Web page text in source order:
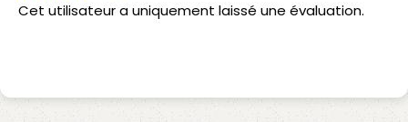
Cet utilisateur a uniquement laissé une évaluation.